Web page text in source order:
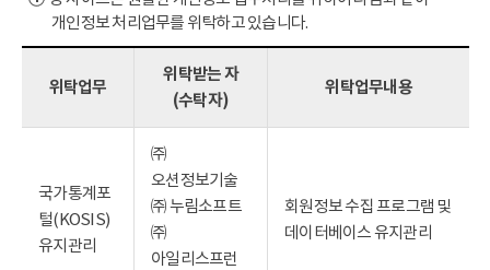
개인정보 처리업무를 위탁하고 있습니다.
위탁업무
위탁받는 자
(수탁자)
위탁업무내용
국가통계포
털(KOSIS)
유지관리
㈜
오션정보기술
㈜ 누림소프트
㈜
아일리스프런
회원정보 수집 프로그램 및
데이터베이스 유지관리